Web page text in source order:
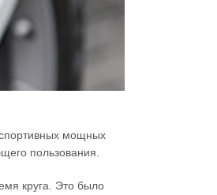
мощных
пользования.
круга. Это было